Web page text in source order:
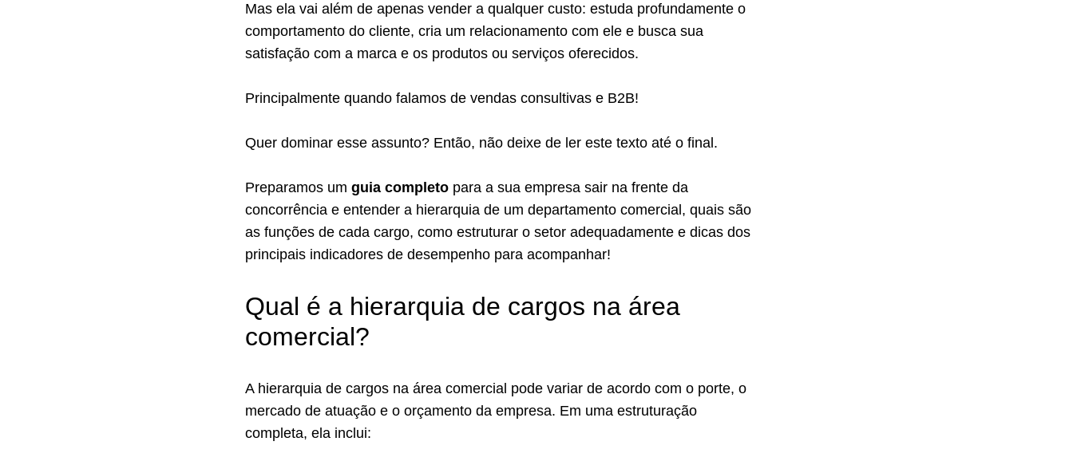
Mas ela vai além de apenas vender a qualquer custo: estuda profundamente o
comportamento do cliente, cria um relacionamento com ele e busca sua
satisfação com a marca e os produtos ou serviços oferecidos.
Principalmente quando falamos de vendas consultivas e B2B!
Quer dominar esse assunto? Então, não deixe de ler este texto até o final.
Preparamos um guia completo para a sua empresa sair na frente da
concorrência e entender a hierarquia de um departamento comercial, quais são
as funções de cada cargo, como estruturar o setor adequadamente e dicas dos
principais indicadores de desempenho para acompanhar!
Qual é a hierarquia de cargos na área
comercial?
A hierarquia de cargos na área comercial pode variar de acordo com o porte, o
mercado de atuação e o orçamento da empresa. Em uma estruturação
completa, ela inclui: